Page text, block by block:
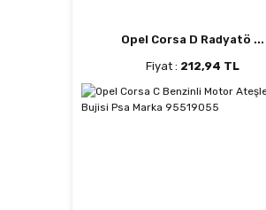
Opel Corsa D Radyatö ...
Fiyat : 212,94 TL